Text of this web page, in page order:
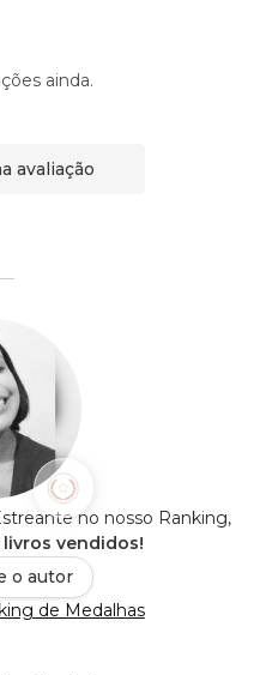
ainda.
avaliação
no nosso Ranking,
livros vendidos!
o autor
de Medalhas